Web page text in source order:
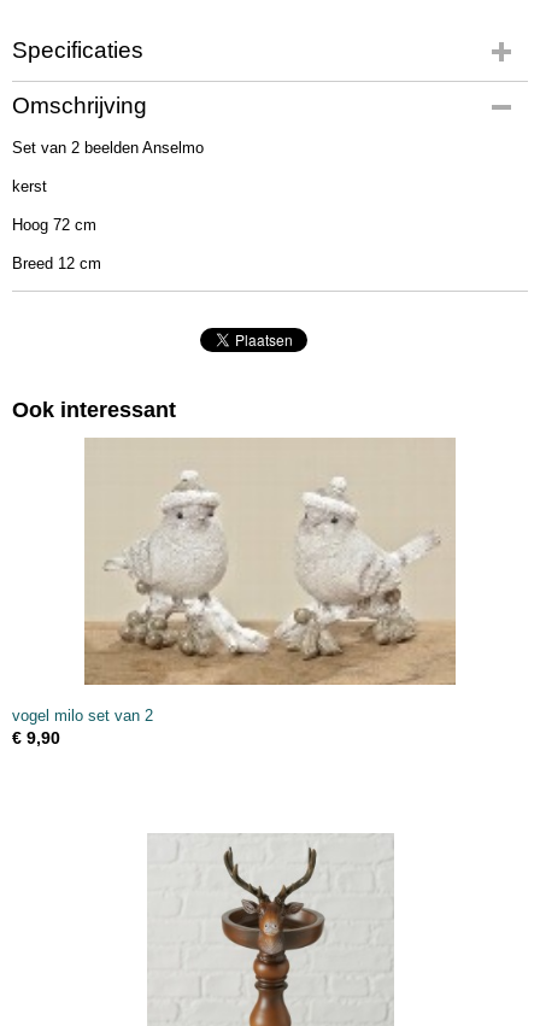
Specificaties
Productcode
1016230
EAN code
70 x 20 x 40 cm
Omschrijving
Set van 2 beelden Anselmo
kerst
Hoog 72 cm
Breed 12 cm
Ook interessant
vogel milo set van 2
€ 9,90